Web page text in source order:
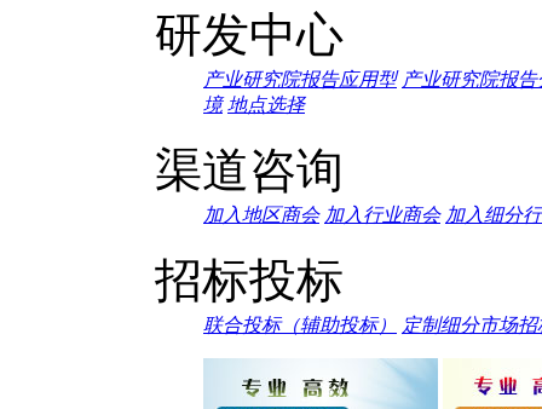
研发中心
产业研究院报告应用型 产业研究院报
境 地点选择
渠道咨询
加入地区商会 加入行业商会 加入细分
招标投标
联合投标（辅助投标） 定制细分市场